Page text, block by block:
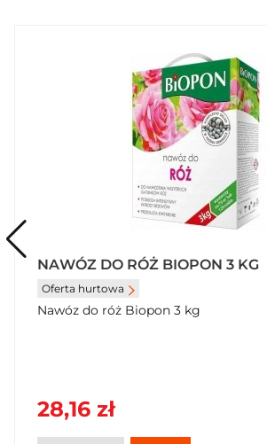
NAWÓZ DO RÓŻ BIOPON 3 KG
Oferta hurtowa
Nawóz do róż Biopon 3 kg
28,16 zł